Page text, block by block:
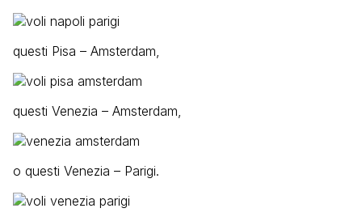
questi Pisa – Amsterdam,
questi Venezia – Amsterdam,
o questi Venezia – Parigi.